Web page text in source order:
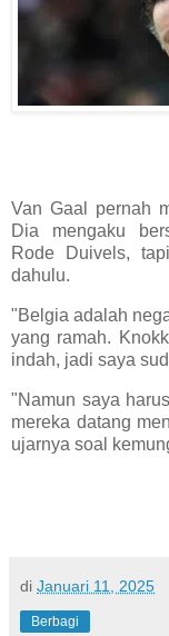
Van Gaal pernah
Dia mengaku
Rode Duivels,
dahulu.
"Belgia adalah
yang ramah.
indah, jadi saya
"Namun saya
mereka datang
ujarnya soal
di Januari 11, 2025
Berbagi